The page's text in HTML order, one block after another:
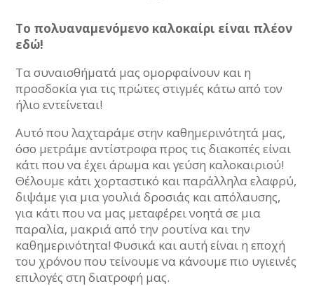
Το πολυαναμενόμενο καλοκαίρι είναι πλέον
εδώ!
Τα συναισθήματά μας ομορφαίνουν και η
προσδοκία για τις πρώτες στιγμές κάτω από τον
ήλιο εντείνεται!
Αυτό που λαχταράμε στην καθημερινότητά μας,
όσο μετράμε αντίστροφα προς τις διακοπές είναι
κάτι που να έχει άρωμα και γεύση καλοκαιριού!
Θέλουμε κάτι χορταστικό και παράλληλα ελαφρύ,
διψάμε για μια γουλιά δροσιάς και απόλαυσης,
για κάτι που να μας μεταφέρει νοητά σε μια
παραλία, μακριά από την ρουτίνα και την
καθημερινότητα! Φυσικά και αυτή είναι η εποχή
του χρόνου που τείνουμε να κάνουμε πιο υγιεινές
επιλογές στη διατροφή μας.